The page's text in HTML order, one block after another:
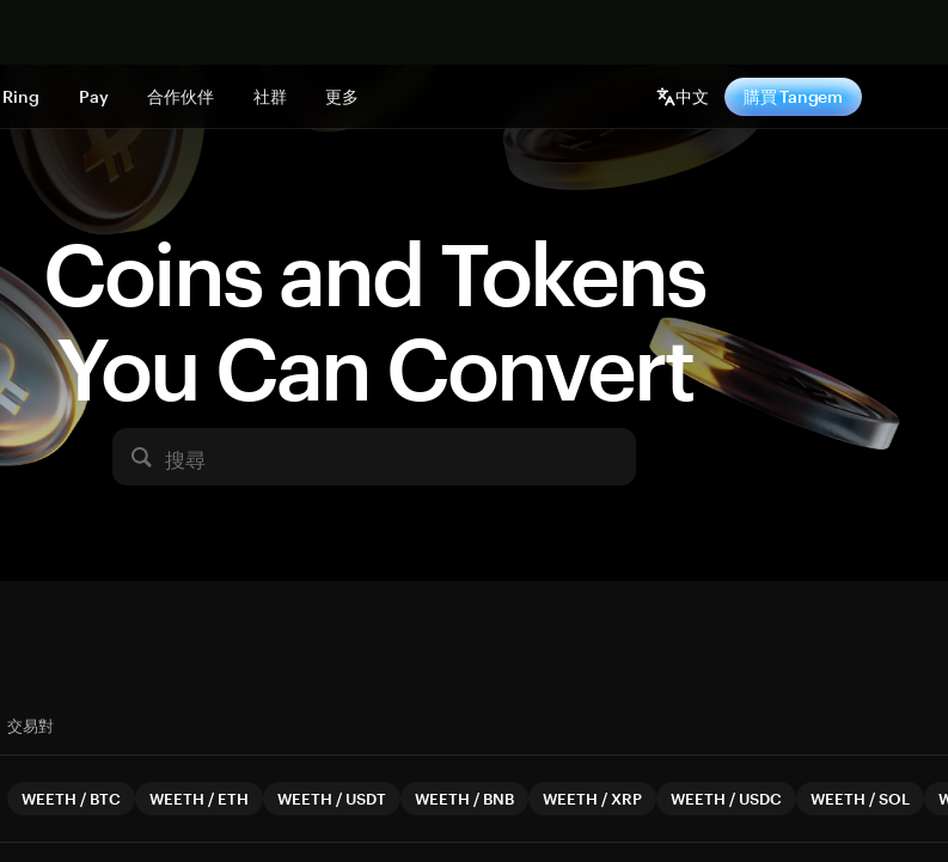
Ring Pay 合作伙伴 社群 更多 中文 購買 Tangem
Coins and Tokens
You Can Convert
搜尋
交易對
WEETH / BTC WEETH / ETH WEETH / USDT WEETH / BNB WEETH / XRP WEETH / USDC WEETH /SOL